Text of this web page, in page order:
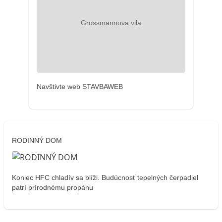
Navštivte web STAVBAWEB
RODINNÝ DOM
Koniec HFC chladív sa blíži. Budúcnosť tepelných čerpadiel
patrí prírodnému propánu